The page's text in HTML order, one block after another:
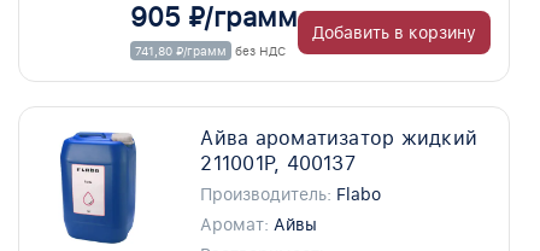
905 ₽/грамм
741,80 ₽/грамм без НДС
Добавить в корзину
Айва ароматизатор жидкий
211001P, 400137
Производитель: Flabo
Аромат: Айвы